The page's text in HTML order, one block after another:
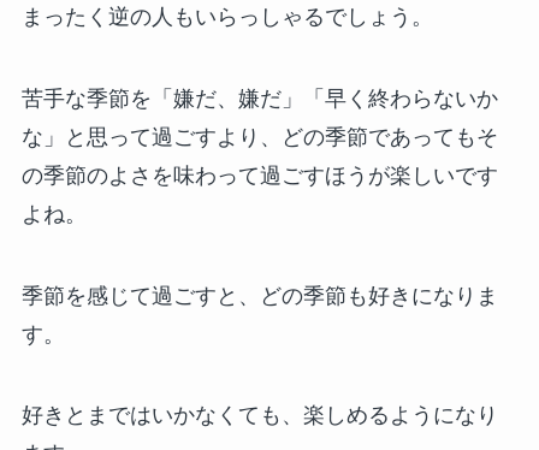
まったく逆の人もいらっしゃるでしょう。
苦手な季節を「嫌だ、嫌だ」「早く終わらないか
な」と思って過ごすより、どの季節であってもそ
の季節のよさを味わって過ごすほうが楽しいです
よね。
季節を感じて過ごすと、どの季節も好きになりま
す。
好きとまではいかなくても、楽しめるようになり